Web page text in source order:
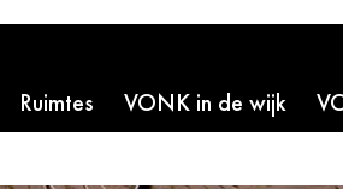
Ruimtes VONK in de wijk